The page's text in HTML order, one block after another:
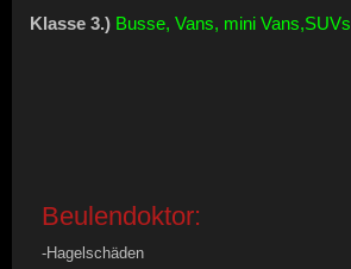
Klasse 3.) Busse, Vans, mini Vans,SUVs
Beulendoktor:
-Hagelschäden